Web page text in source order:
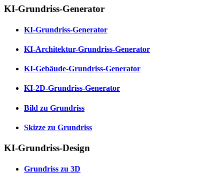
KI-Grundriss-Generator
KI-Grundriss-Generator
KI-Architektur-Grundriss-Generator
KI-Gebäude-Grundriss-Generator
KI-2D-Grundriss-Generator
Bild zu Grundriss
Skizze zu Grundriss
KI-Grundriss-Design
Grundriss zu 3D